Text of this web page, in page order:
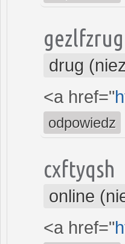
gezlfzrug
drug
<a href="
odpowiedz
cxftyqsh
online
<a href="